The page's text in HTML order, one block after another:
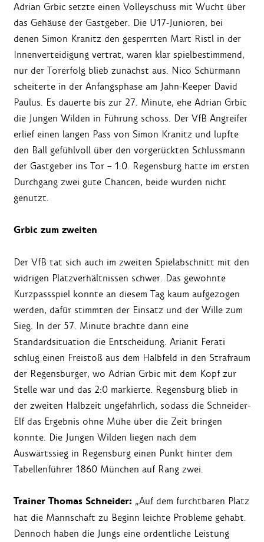
Adrian Grbic setzte einen Volleyschuss mit Wucht über
das Gehäuse der Gastgeber. Die U17-Junioren, bei
denen Simon Kranitz den gesperrten Mart Ristl in der
Innenverteidigung vertrat, waren klar spielbestimmend,
nur der Torerfolg blieb zunächst aus. Nico Schürmann
scheiterte in der Anfangsphase am Jahn-Keeper David
Paulus. Es dauerte bis zur 27. Minute, ehe Adrian Grbic
die Jungen Wilden in Führung schoss. Der VfB Angreifer
erlief einen langen Pass von Simon Kranitz und lupfte
den Ball gefühlvoll über den vorgerückten Schlussmann
der Gastgeber ins Tor – 1:0. Regensburg hatte im ersten
Durchgang zwei gute Chancen, beide wurden nicht
genutzt.
Grbic zum zweiten
Der VfB tat sich auch im zweiten Spielabschnitt mit den
widrigen Platzverhältnissen schwer. Das gewohnte
Kurzpassspiel konnte an diesem Tag kaum aufgezogen
werden, dafür stimmten der Einsatz und der Wille zum
Sieg. In der 57. Minute brachte dann eine
Standardsituation die Entscheidung. Arianit Ferati
schlug einen Freistoß aus dem Halbfeld in den Strafraum
der Regensburger, wo Adrian Grbic mit dem Kopf zur
Stelle war und das 2:0 markierte. Regensburg blieb in
der zweiten Halbzeit ungefährlich, sodass die Schneider-
Elf das Ergebnis ohne Mühe über die Zeit bringen
konnte. Die Jungen Wilden liegen nach dem
Auswärtssieg in Regensburg einen Punkt hinter dem
Tabellenführer 1860 München auf Rang zwei.
Trainer Thomas Schneider: „Auf dem furchtbaren Platz
hat die Mannschaft zu Beginn leichte Probleme gehabt.
Dennoch haben die Jungs eine ordentliche Leistung